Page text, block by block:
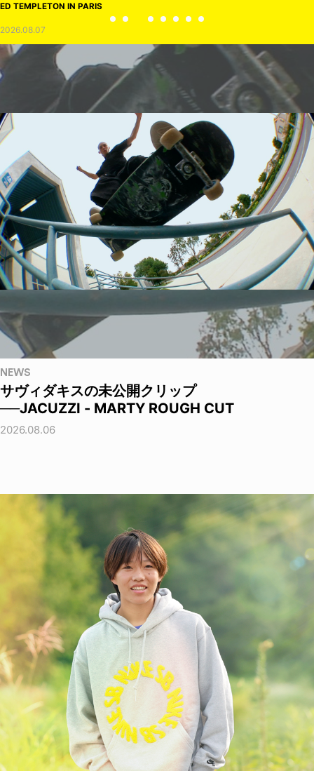
ED TEMPLETON IN PARIS
2026.08.07
NEWS
サヴィダキスの未公開クリップ
──JACUZZI - MARTY ROUGH CUT
2026.08.06